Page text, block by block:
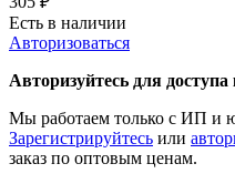
Есть в наличии
Авторизоваться
Авторизуйтесь для
Мы работаем только с ИП и
Зарегистрируйтесь или
заказ по оптовым ценам.